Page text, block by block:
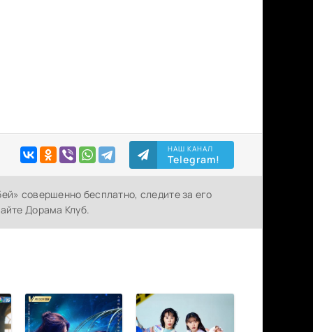
НАШ КАНАЛ
Telegram!
совершенно бесплатно, следите за его
Дорама Клуб.